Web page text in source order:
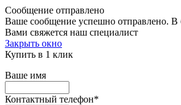
Сообщение отправлено
Ваше сообщение успешно отправлено. В
Вами свяжется наш специалист
Закрыть окно
Купить в 1 клик
Ваше имя
Контактный телефон*